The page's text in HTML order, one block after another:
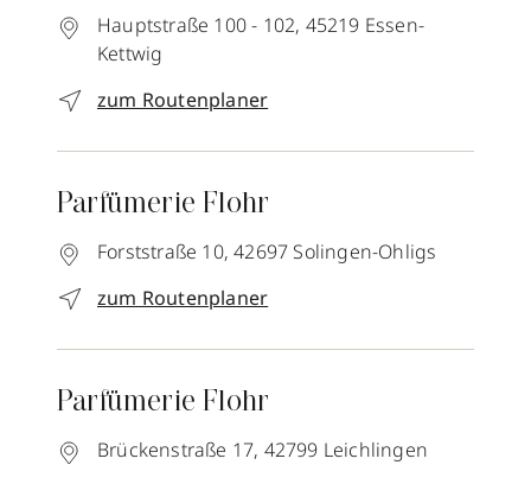
Hauptstraße 100 - 102, 45219 Essen-
Kettwig
zum Routenplaner
Parfümerie Flohr
Forststraße 10, 42697 Solingen-Ohligs
zum Routenplaner
Parfümerie Flohr
Brückenstraße 17, 42799 Leichlingen